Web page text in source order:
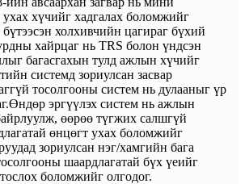
ухах хүчийг хадгалах боломжийг
бүтээсэн холхивчийн цагираг бүхий
хайрцаг нь TRS болон үндсэн
багасгахын тулд ажлын хүчийг
системд зориулсан засвар
тосолгооны систем нь дулааныг үр
эргүүлэх систем нь ажлын
өөрөө түгжих салшгүй
өнцөгт ухах боломжийг
зориулсан нэг/хамгийн бага
шаардлагатай бүх үеийг
боломжийг олгодог.